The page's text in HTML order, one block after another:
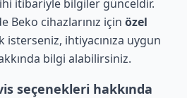
itibariyle bilgiler günceldir.
Beko cihazlarınız için özel
isterseniz, ihtiyacınıza uygun
bilgi alabilirsiniz.
seçenekleri hakkında